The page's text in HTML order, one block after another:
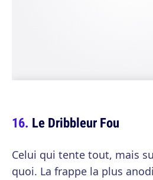
Le Dribbleur Fou
Celui qui tente tout, mais
quoi. La frappe la plus